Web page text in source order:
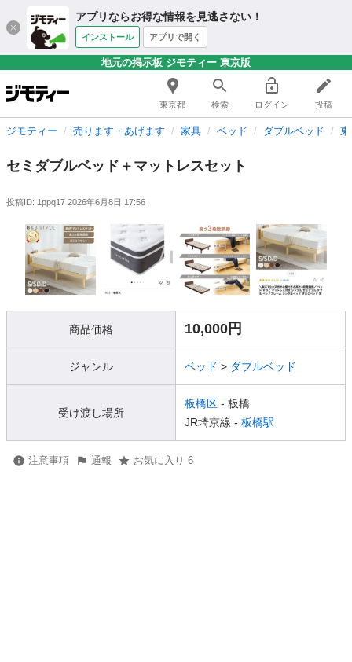
アプリならお得な情報を見逃さない！
インストール アプリで開く
地元の掲示板 ジモティー 東京版
東京都 検索 ログイン 投稿
ジモティー 売ります・あげます 家具 ベッド ダブルベッド
セミダブルベッド＋マットレスセット
投稿ID: 1ppq17 2026年6月8日 17:56
商品価格 10,000円
ジャンル ベッド > ダブルベッド
受け渡し場所
板橋区 - 板橋
JR埼京線 - 板橋駅
注意事項 通報 お気に入り 6